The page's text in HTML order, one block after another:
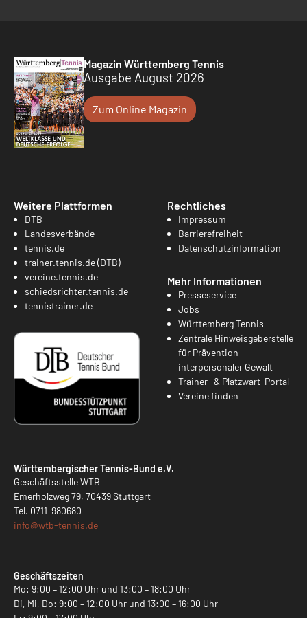
Magazin Württemberg Tennis
Ausgabe August 2026
Zum Online Magazin
Weitere Plattformen
DTB
Landesverbände
tennis.de
trainer.tennis.de (DTB)
vereine.tennis.de
schiedsrichter.tennis.de
tennistrainer.de
Rechtliches
Impressum
Barrierefreiheit
Datenschutzinformation
Mehr Informationen
Presseservice
Jobs
Württemberg Tennis
Zentrale Hinweisgeberstelle
für Prävention
interpersonaler Gewalt
Trainer- & Platzwart-Portal
Vereine finden
Württembergischer Tennis-Bund e.V.
Geschäftsstelle WTB
Emerholzweg 79, 70439 Stuttgart
Tel. 0711-980680
info@wtb-tennis.de
Geschäftszeiten
Mo: 9:00 – 12:00 Uhr und 13:00 – 18:00 Uhr
Di, Mi, Do: 9:00 – 12:00 Uhr und 13:00 – 16:00 Uhr